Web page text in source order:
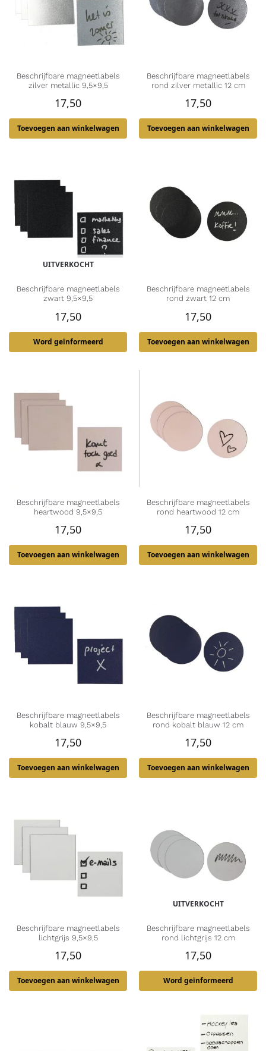
Beschrijfbare magneetlabels
zilver metallic 9,5×9,5
17,50
Toevoegen aan winkelwagen
Beschrijfbare magneetlabels
rond zilver metallic 12 cm
17,50
Toevoegen aan winkelwagen
UITVERKOCHT
Beschrijfbare magneetlabels
zwart 9,5×9,5
17,50
Word geïnformeerd
Beschrijfbare magneetlabels
rond zwart 12 cm
17,50
Toevoegen aan winkelwagen
Beschrijfbare magneetlabels
heartwood 9,5×9,5
17,50
Toevoegen aan winkelwagen
Beschrijfbare magneetlabels
rond heartwood 12 cm
17,50
Toevoegen aan winkelwagen
Beschrijfbare magneetlabels
kobalt blauw 9,5×9,5
17,50
Toevoegen aan winkelwagen
Beschrijfbare magneetlabels
rond kobalt blauw 12 cm
17,50
Toevoegen aan winkelwagen
Beschrijfbare magneetlabels
lichtgrijs 9,5×9,5
17,50
Toevoegen aan winkelwagen
UITVERKOCHT
Beschrijfbare magneetlabels
rond lichtgrijs 12 cm
17,50
Word geïnformeerd